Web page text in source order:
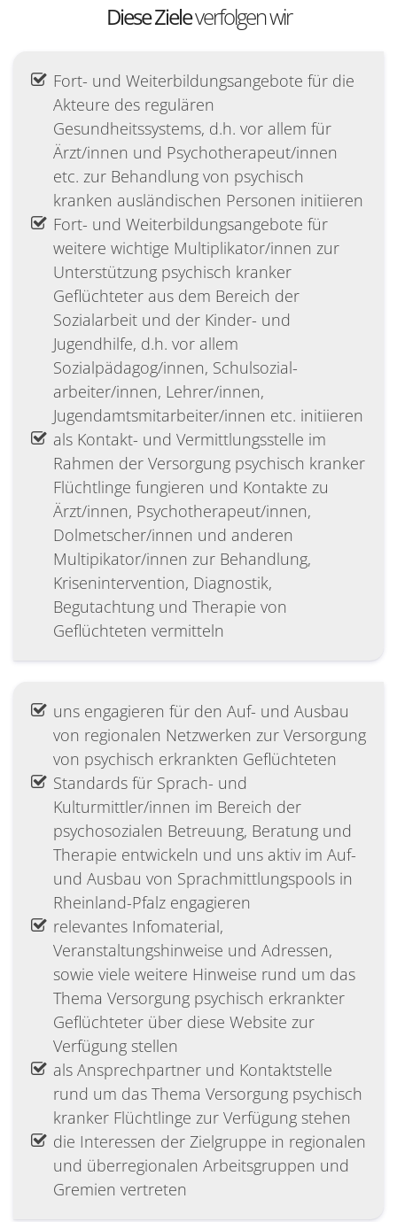
Diese Zieleverfolgen wir
Fort- und Weiterbildungsangebote für die
Akteure des regulären
Gesundheitssystems, d.h. vor allem für
Ärzt/innen und Psychotherapeut/innen
etc. zur Behandlung von psychisch
kranken ausländischen Personen initiieren
Fort- und Weiterbildungsangebote für
weitere wichtige Multiplikator/innen zur
Unterstützung psychisch kranker
Geflüchteter aus dem Bereich der
Sozialarbeit und der Kinder- und
Jugendhilfe, d.h. vor allem
Sozialpädagog/innen, Schulsozial-
arbeiter/innen, Lehrer/innen,
Jugendamtsmitarbeiter/innen etc. initiieren
als Kontakt- und Vermittlungsstelle im
Rahmen der Versorgung psychisch kranker
Flüchtlinge fungieren und Kontakte zu
Ärzt/innen, Psychotherapeut/innen,
Dolmetscher/innen und anderen
Multipikator/innen zur Behandlung,
Krisenintervention, Diagnostik,
Begutachtung und Therapie von
Geflüchteten vermitteln
uns engagieren für den Auf- und Ausbau
von regionalen Netzwerken zur Versorgung
von psychisch erkrankten Geflüchteten
Standards für Sprach- und
Kulturmittler/innen im Bereich der
psychosozialen Betreuung, Beratung und
Therapie entwickeln und uns aktiv im Auf-
und Ausbau von Sprachmittlungspools in
Rheinland-Pfalz engagieren
relevantes Infomaterial,
Veranstaltungshinweise und Adressen,
sowie viele weitere Hinweise rund um das
Thema Versorgung psychisch erkrankter
Geflüchteter über diese Website zur
Verfügung stellen
als Ansprechpartner und Kontaktstelle
rund um das Thema Versorgung psychisch
kranker Flüchtlinge zur Verfügung stehen
die Interessen der Zielgruppe in regionalen
und überregionalen Arbeitsgruppen und
Gremien vertreten